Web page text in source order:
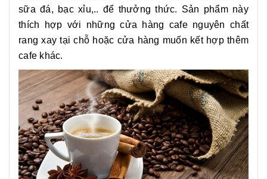
sữa đá, bạc xỉu,.. để thưởng thức. Sản phẩm này
thích hợp với những cửa hàng cafe nguyên chất
rang xay tại chỗ hoặc cửa hàng muốn kết hợp thêm
cafe khác.